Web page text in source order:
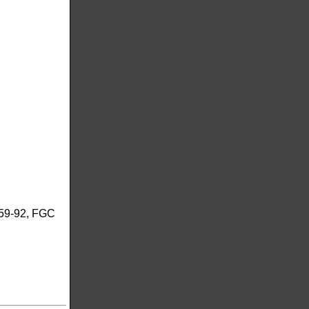
92, FGC